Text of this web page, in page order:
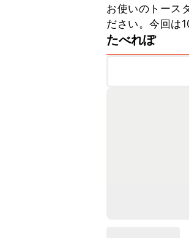
お使いのトース
ださい。今回は
たべれぽ